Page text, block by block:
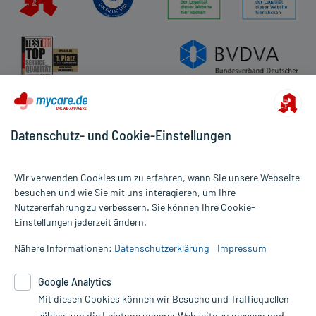
Alle Preise gelten inkl. MwSt., ggf. zzgl. Versandkosten
Informationen auf dieser Website werden ausschließlich für
die Untersuchung und Behandlung durch einen Arzt. Bitte
Therapien eingeleitet werden können. | Diese Webseite benutzt
Google Analytics. Lesen Sie bitte dazu die wichtigen Hinweise in
unserer Datenschutzerklärung. Für den Widerruf einer Bestellung
Datenschutz- und Cookie-Einstellungen
Wir verwenden Cookies um zu erfahren, wann Sie unsere Webseite
besuchen und wie Sie mit uns interagieren, um Ihre
Nutzererfahrung zu verbessern. Sie können Ihre Cookie-
Einstellungen jederzeit ändern.
Nähere Informationen: Datenschutzerklärung Impressum
Google Analytics
Mit diesen Cookies können wir Besuche und Trafficquellen